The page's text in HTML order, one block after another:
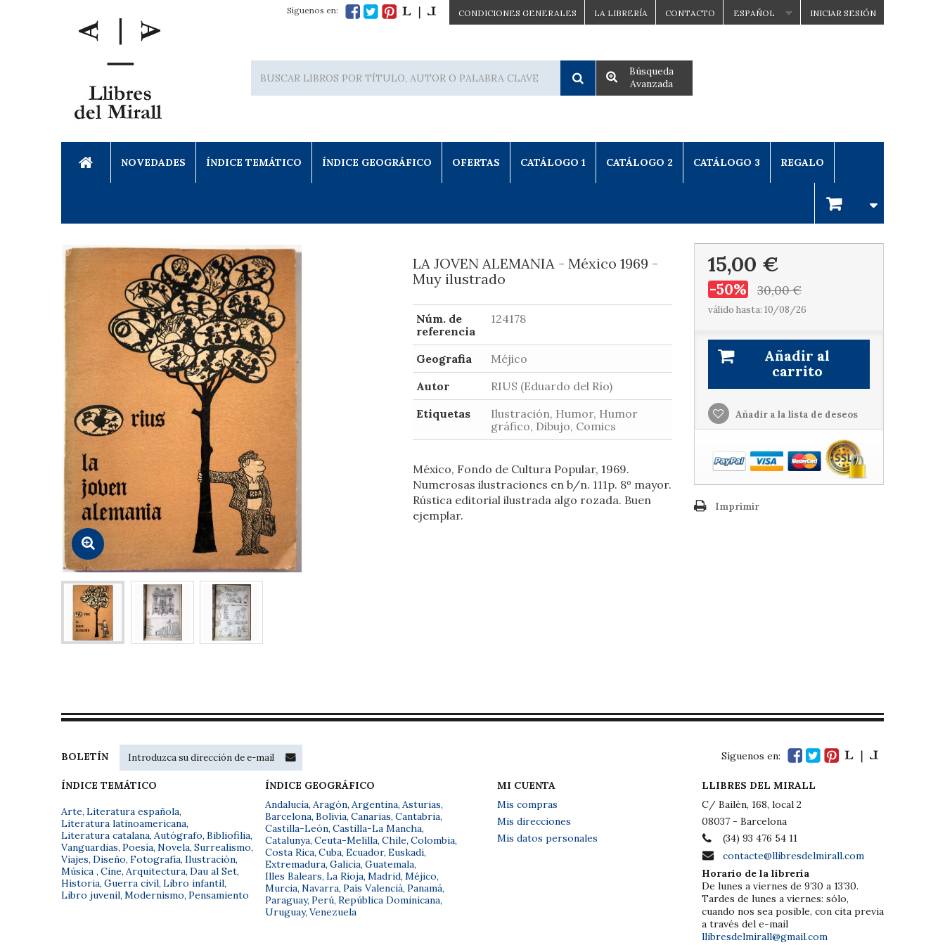
INICIAR SESIÓN
ESPAÑOL
CONTACTO
LA LIBRERÍA
CONDICIONES GENERALES
Síguenos en:
Búsqueda
Avanzada
NOVEDADES ÍNDICE TEMÁTICO ÍNDICE GEOGRÁFICO OFERTAS CATÁLOGO 1 CATÁLOGO 2 CATÁLOGO 3 REGALO
LA JOVEN ALEMANIA - México 1969 -
Muy ilustrado
Núm. de
referencia
124178
Geografia
Méjico
Autor
RIUS (Eduardo del Río)
Etiquetas
Ilustración, Humor, Humor
gráfico, Dibujo, Comics
México, Fondo de Cultura Popular, 1969.
Numerosas ilustraciones en b/n. 111p. 8º mayor.
Rústica editorial ilustrada algo rozada. Buen
ejemplar.
15,00 €
-50% 30,00 €
válido hasta: 10/08/26
Añadir al
carrito
Añadir a la lista de deseos
Imprimir
BOLETÍN Síguenos en:
ÍNDICE TEMÁTICO
Arte, Literatura española,
Literatura latinoamericana,
Literatura catalana, Autógrafo, Bibliofilia,
Vanguardias, Poesía, Novela, Surrealismo,
Viajes, Diseño, Fotografía, Ilustración,
Música , Cine, Arquitectura, Dau al Set,
Historia, Guerra civil, Libro infantil,
Libro juvenil, Modernismo, Pensamiento
ÍNDICE GEOGRÁFICO
Andalucía, Aragón, Argentina, Asturias,
Barcelona, Bolivia, Canarias, Cantabria,
Castilla-León, Castilla-La Mancha,
Catalunya, Ceuta-Melilla, Chile, Colombia,
Costa Rica, Cuba, Ecuador, Euskadi,
Extremadura, Galicia, Guatemala,
Illes Balears, La Rioja, Madrid, Méjico,
Murcia, Navarra, País Valencià, Panamá,
Paraguay, Perú, República Dominicana,
Uruguay, Venezuela
MI CUENTA
Mis compras
Mis direcciones
Mis datos personales
LLIBRES DEL MIRALL
C/ Bailèn, 168, local 2
08037 - Barcelona
(34) 93 476 54 11
contacte@llibresdelmirall.com
Horario de la librería
De lunes a viernes de 9’30 a 13’30.
Tardes de lunes a viernes: sólo,
cuando nos sea posible, con cita previa
a través del e-mail
llibresdelmirall@gmail.com